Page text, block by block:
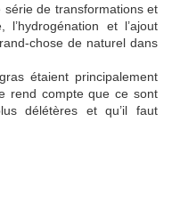
de transformations et
et l’ajout
chose de naturel dans
étaient principalement
rend compte que ce sont
délétères et qu’il faut